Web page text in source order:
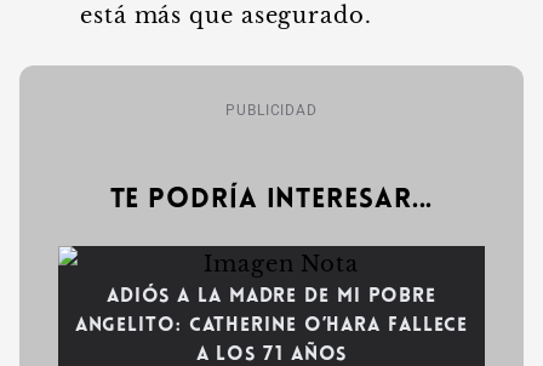
está más que asegurado.
PUBLICIDAD
Te podría interesar...
Adiós a la madre de Mi pobre
angelito: Catherine O’Hara fallece
a los 71 años